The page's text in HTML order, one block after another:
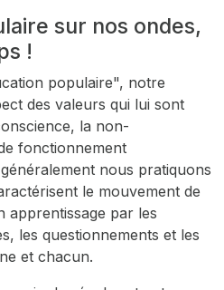
sur nos ondes,
!
populaire", notre
des valeurs qui lui sont
la non-
fonctionnement
nous pratiquons
le mouvement de
apprentissage par les
les questionnements et les
et chacun.